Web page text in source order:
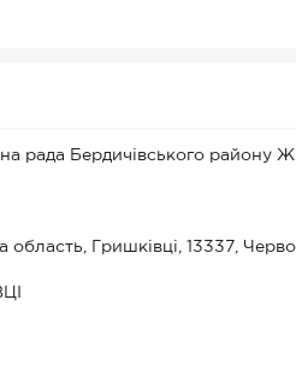
рада Бердичівського району
область, Гришківці, 13337,